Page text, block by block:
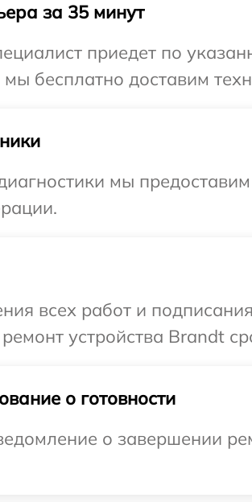
за 35 минут
приедет по
бесплатно доставим
мы
всех работ и
устройства Brandt
о готовности
о завершении